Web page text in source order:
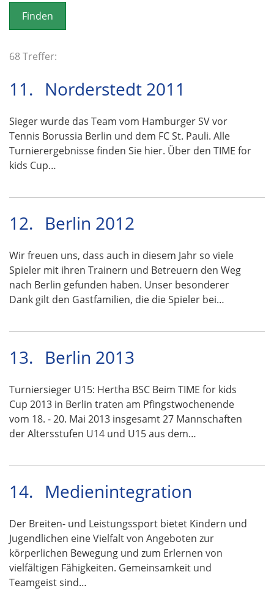
o
n
68 Treffer:
11. Norderstedt 2011
Sieger wurde das Team vom Hamburger SV vor
Tennis Borussia Berlin und dem FC St. Pauli. Alle
Turnierergebnisse finden Sie hier. Über den TIME for
kids Cup…
12. Berlin 2012
Wir freuen uns, dass auch in diesem Jahr so viele
Spieler mit ihren Trainern und Betreuern den Weg
nach Berlin gefunden haben. Unser besonderer
Dank gilt den Gastfamilien, die die Spieler bei…
13. Berlin 2013
Turniersieger U15: Hertha BSC Beim TIME for kids
Cup 2013 in Berlin traten am Pfingstwochenende
vom 18. - 20. Mai 2013 insgesamt 27 Mannschaften
der Altersstufen U14 und U15 aus dem…
14. Medienintegration
Der Breiten- und Leistungssport bietet Kindern und
Jugendlichen eine Vielfalt von Angeboten zur
körperlichen Bewegung und zum Erlernen von
vielfältigen Fähigkeiten. Gemeinsamkeit und
Teamgeist sind…